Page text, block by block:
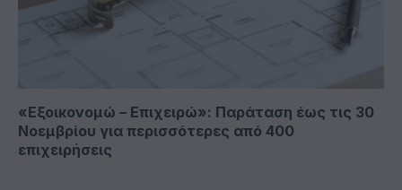
«Εξοικονομώ – Επιχειρώ»: Παράταση έως τις 30
Νοεμβρίου για περισσότερες από 400
επιχειρήσεις